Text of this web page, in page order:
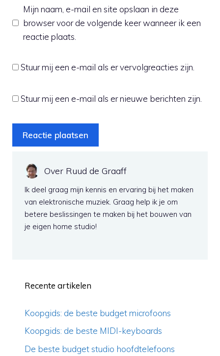
Mijn naam, e-mail en site opslaan in deze
browser voor de volgende keer wanneer ik een
reactie plaats.
Stuur mij een e-mail als er vervolgreacties zijn.
Stuur mij een e-mail als er nieuwe berichten zijn.
Over Ruud de Graaff
Ik deel graag mijn kennis en ervaring bij het maken
van elektronische muziek. Graag help ik je om
betere beslissingen te maken bij het bouwen van
je eigen home studio!
Recente artikelen
Koopgids: de beste budget microfoons
Koopgids: de beste MIDI-keyboards
De beste budget studio hoofdtelefoons